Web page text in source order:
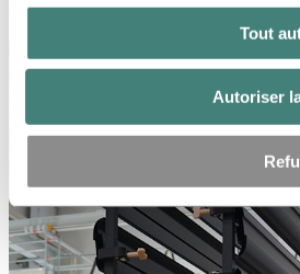
Tout
Autoriser
exposées à des températures élevées ou